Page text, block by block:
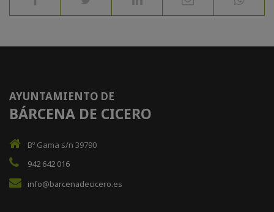
AYUNTAMIENTO DE
BÁRCENA DE CICERO
Bº Gama s/n 39790
942 642 016
info@barcenadecicero.es